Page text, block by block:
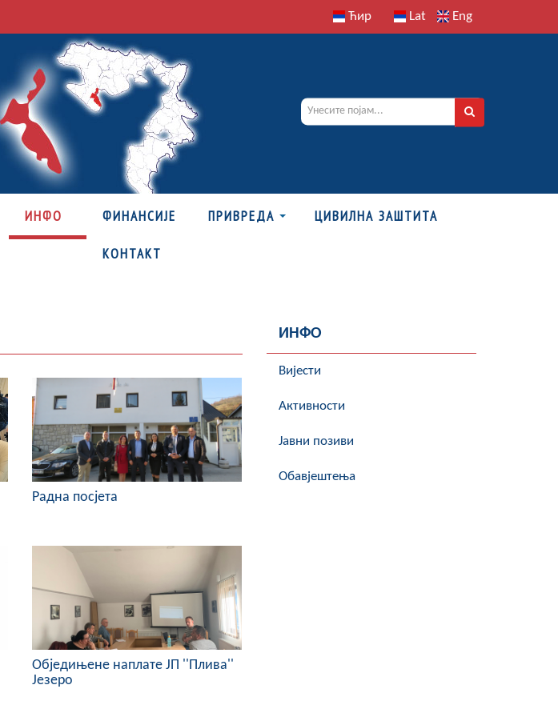
Ћир Lat Eng
ИНФО ФИНАНСИЈЕ ПРИВРЕДА ЦИВИЛНА ЗАШТИТА
КОНТАКТ
Радна посјета
Обједињене наплате ЈП ''Плива''
Језеро
ИНФО
Вијести
Активности
Јавни позиви
Обавјештења